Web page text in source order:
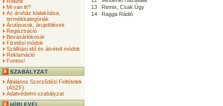
Mi van itt?
Az áruház kialakítása,
termékkategóriák
Árutípusok, árujelölések
Regisztráció
Bevásárlókosár
Fizetési módok
Szállítási idő és átvételi módok
Reklamáció
Fontos!
Általános Szerződési Feltételek
(ÁSZF)
Adatvédelmi szabályzat
13
Remix, Csak Úgy
14
Ragga Rádió